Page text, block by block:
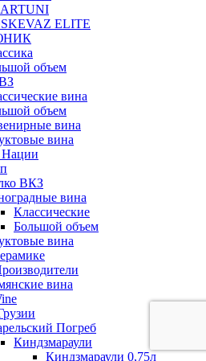
ELITE
объем
вина
объем
вина
вина
Нации
ВКЗ
вина
Классические
Большой объем
вина
вина
Погреб
Киндзмараули
Киндзмараули 0,75л